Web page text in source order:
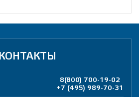
КОНТАКТЫ
8(800) 700-19-02
+7 (495) 989-70-31